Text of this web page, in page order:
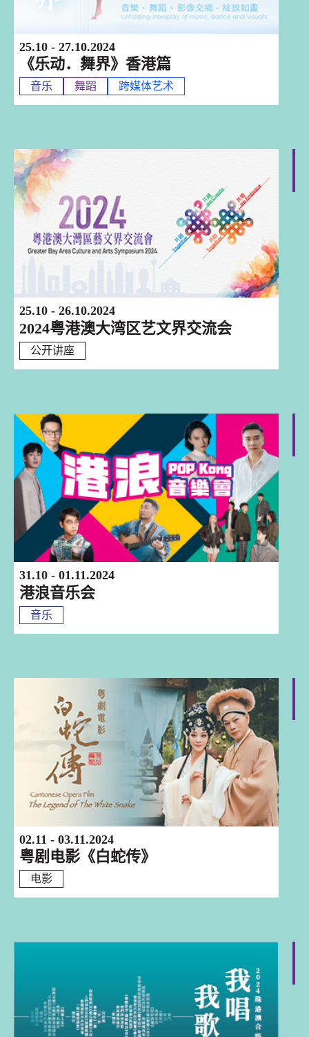
25.10 - 27.10.2024
《乐动．舞界》香港篇
音乐 舞蹈 跨媒体艺术
25.10 - 26.10.2024
2024粤港澳大湾区艺文界交流会
公开讲座
31.10 - 01.11.2024
港浪音乐会
音乐
02.11 - 03.11.2024
粤剧电影《白蛇传》
电影